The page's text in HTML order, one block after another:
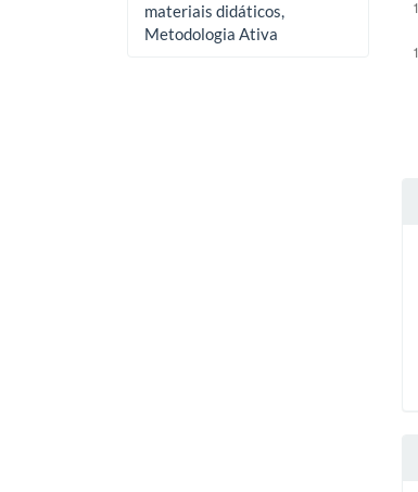
materiais didáticos,
Metodologia Ativa